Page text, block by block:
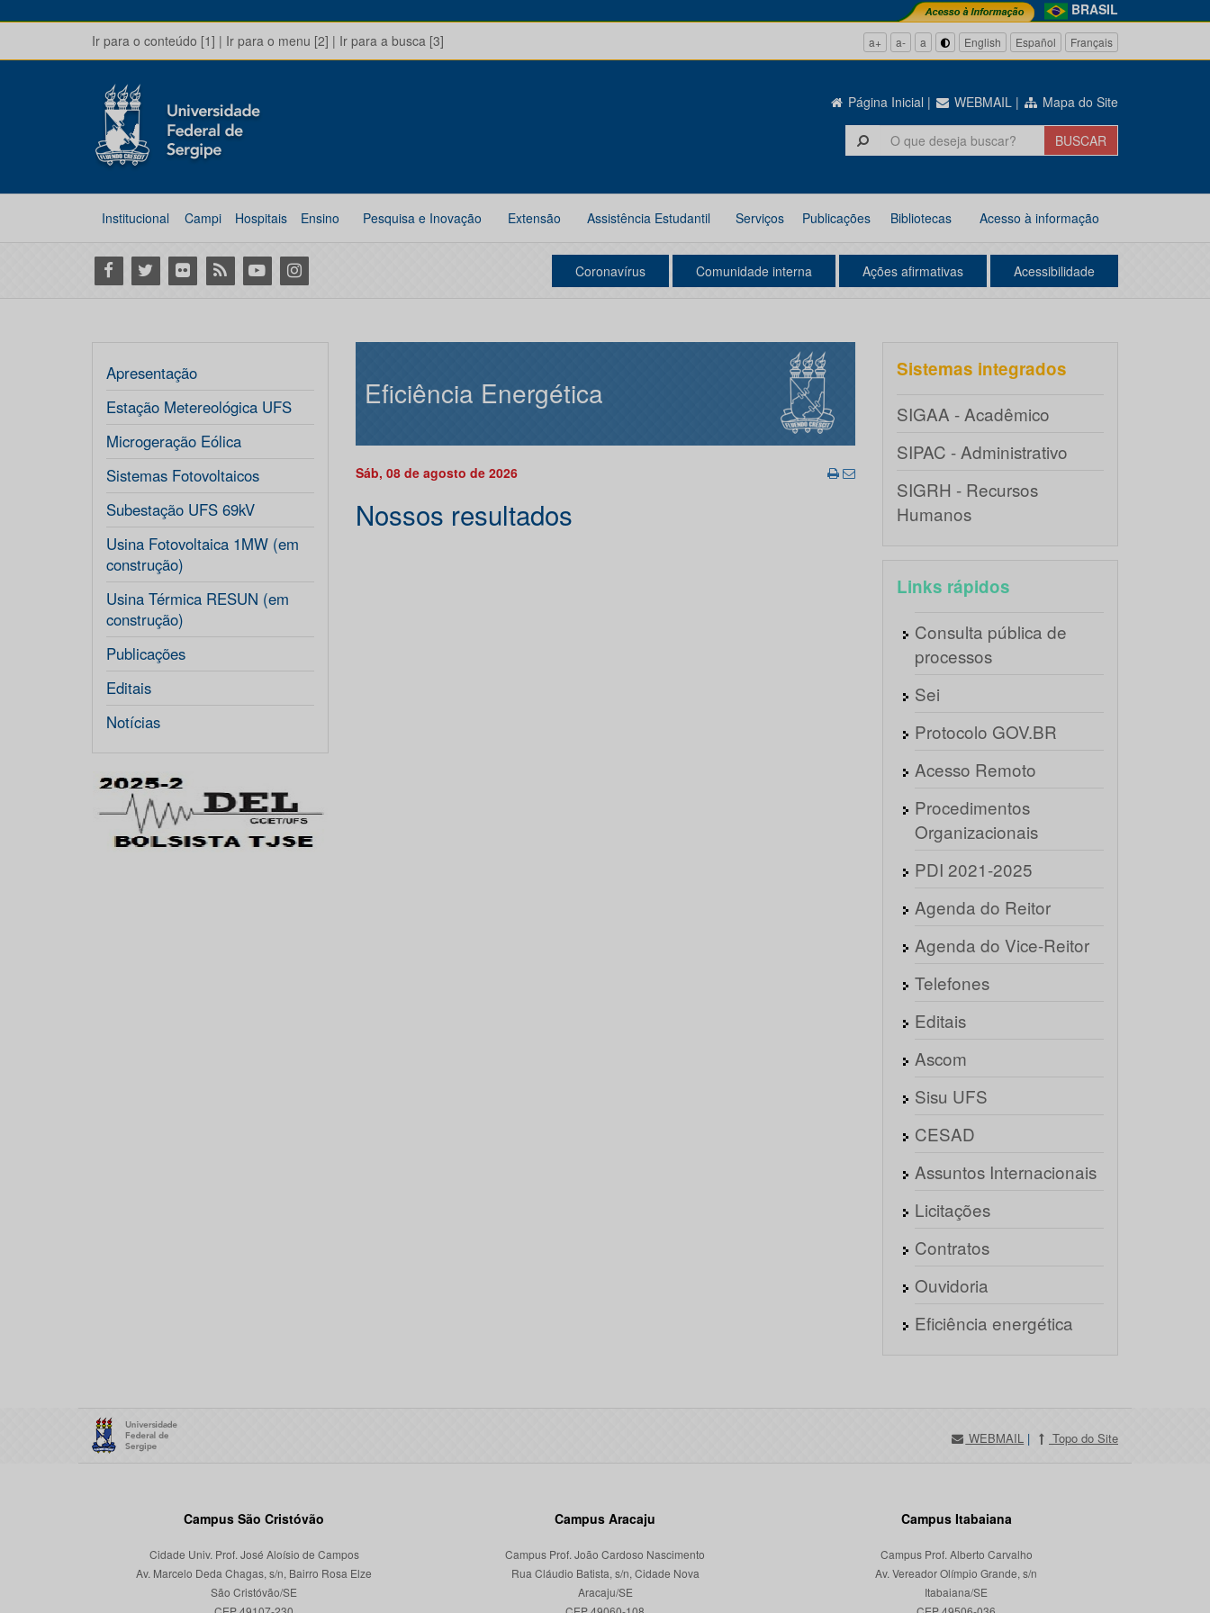
BRASIL
Ir para o conteúdo [1] | Ir para o menu [2] | Ir para a busca [3] a+ a- a English Español Français
Página Inicial | WEBMAIL | Mapa do Site
Institucional Campi Hospitais Ensino Pesquisa e Inovação Extensão Assistência Estudantil Serviços Publicações Bibliotecas Acesso à informação
Facebook
Twitter Flickr RSS YoutubeInstagram Coronavírus Comunidade interna Ações afirmativas Acessibilidade
Apresentação
Estação Metereológica UFS
Microgeração Eólica
Sistemas Fotovoltaicos
Subestação UFS 69kV
Usina Fotovoltaica 1MW (em
construção)
Usina Térmica RESUN (em
construção)
Publicações
Editais
Notícias
Eficiência Energética
Sáb, 08 de agosto de 2026
Nossos resultados
Sistemas integrados
SIGAA - Acadêmico
SIPAC - Administrativo
SIGRH - Recursos
Humanos
Links rápidos
Consulta pública de
processos
Sei
Protocolo GOV.BR
Acesso Remoto
Procedimentos
Organizacionais
PDI 2021-2025
Agenda do Reitor
Agenda do Vice-Reitor
Telefones
Editais
Ascom
Sisu UFS
CESAD
Assuntos Internacionais
Licitações
Contratos
Ouvidoria
Eficiência energética
WEBMAIL | Topo do Site
Campus São Cristóvão
Cidade Univ. Prof. José Aloísio de Campos
Av. Marcelo Deda Chagas, s/n, Bairro Rosa Elze
São Cristóvão/SE
Campus Aracaju
Campus Prof. João Cardoso Nascimento
Rua Cláudio Batista, s/n, Cidade Nova
Aracaju/SE
Campus Itabaiana
Campus Prof. Alberto Carvalho
Av. Vereador Olímpio Grande, s/n
Itabaiana/SE